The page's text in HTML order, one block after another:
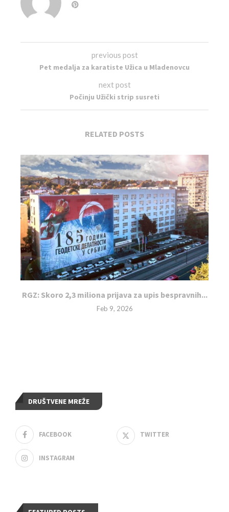
previous post
Pet medalja za karatiste Užica u Mladenovcu
next post
Počinju Užički strip susreti
RELATED POSTS
RGZ: Skoro 2,3 miliona prijava za upis bespravnih...
Feb 9, 2026
DRUŠTVENE MREŽE
FACEBOOK TWITTER
INSTAGRAM